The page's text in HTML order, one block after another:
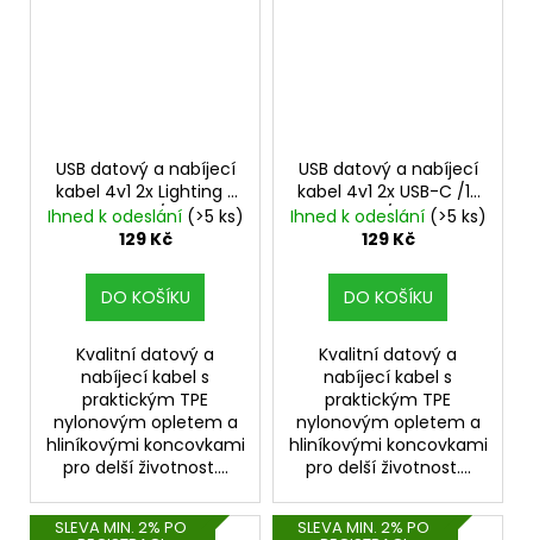
USB datový a nabíjecí
kabel 4v1 2x Lighting /
1x micro USB / 1x USB-C
- 2.8A
Ihned k odeslání (>5 ks)
129 Kč
DO KOŠÍKU
Kvalitní datový a
nabíjecí kabel s
praktickým TPE
nylonovým opletem a
hliníkovými koncovkami
pro delší životnost....
USB datový a nabíjecí
kabel 4v1 2x USB-C /1x
micro USB / 1x Lighting
- 2.8A
Ihned k odeslání (>5 ks)
129 Kč
DO KOŠÍKU
Kvalitní datový a
nabíjecí kabel s
praktickým TPE
nylonovým opletem a
hliníkovými koncovkami
pro delší životnost....
SLEVA MIN. 2% PO SLEVA MIN. 2% PO